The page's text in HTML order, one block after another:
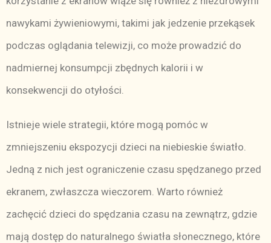
nawykami żywieniowymi, takimi jak jedzenie przekąsek
podczas oglądania telewizji, co może prowadzić do
nadmiernej konsumpcji zbędnych kalorii i w
konsekwencji do otyłości.
Istnieje wiele strategii, które mogą pomóc w
zmniejszeniu ekspozycji dzieci na niebieskie światło.
Jedną z nich jest ograniczenie czasu spędzanego przed
ekranem, zwłaszcza wieczorem. Warto również
zachęcić dzieci do spędzania czasu na zewnątrz, gdzie
mają dostęp do naturalnego światła słonecznego, które